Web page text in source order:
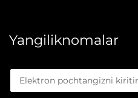
Yangiliknomalar